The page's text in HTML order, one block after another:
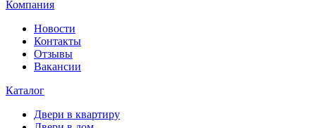
Компания
Новости
Контакты
Отзывы
Вакансии
Каталог
Двери в квартиру